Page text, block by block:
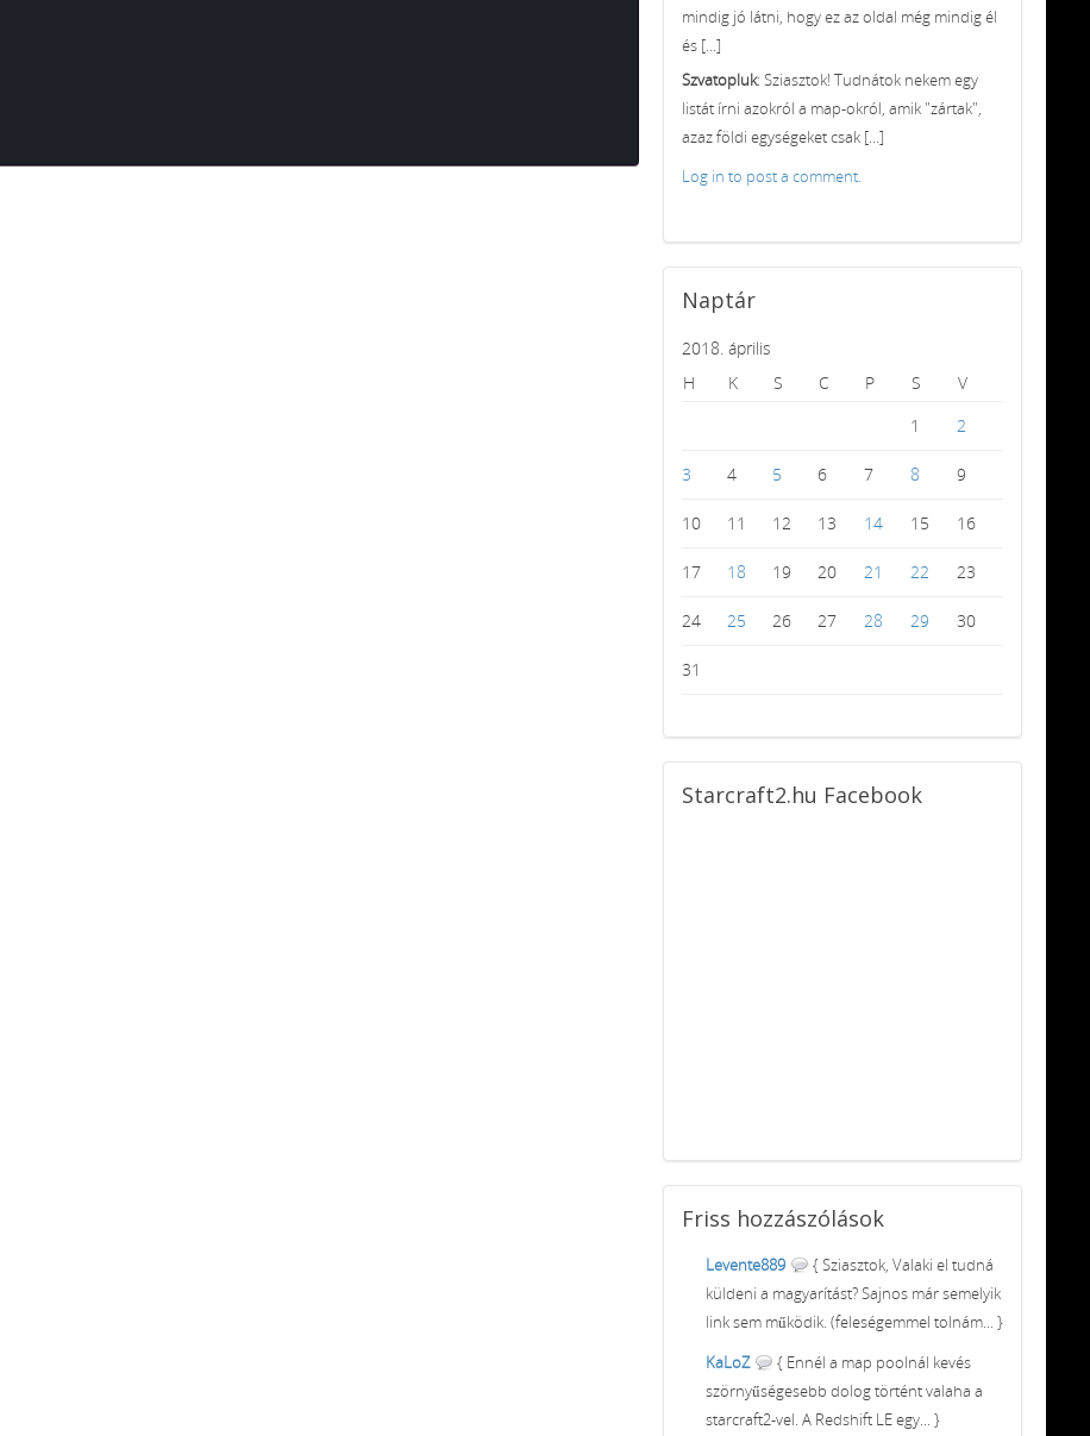
mindig jó látni, hogy ez az oldal még mindig él
és [...]
Szvatopluk: Sziasztok! Tudnátok nekem egy
listát írni azokról a map-okról, amik "zártak",
azaz földi egységeket csak [...]
Log in to post a comment.
Naptár
2018. április
H
K S C P S
V
1
2
3 4 5 6 7 8 9
10 11 12 13 14 15 16
17 18 19 20 21 22 23
24 25 26 27 28 29 30
31
Starcraft2.hu Facebook
Friss hozzászólások
Levente889
{ Sziasztok, Valaki el tudná
küldeni a magyarítást? Sajnos már semelyik
link sem működik. (feleségemmel tolnám... }
KaLoZ
{ Ennél a map poolnál kevés
szörnyűségesebb dolog történt valaha a
starcraft2-vel. A Redshift LE egy... }